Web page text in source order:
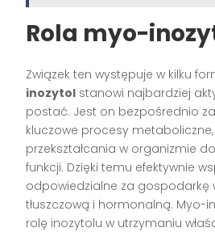
Rola myo-
Związek ten występuje w kilku
inozytol stanowi najbardziej
postać. Jest on bezpośrednio
kluczowe procesy
przekształcania w organizmie
funkcji. Dzięki temu efektywnie
odpowiedzialne za gospodarkę
tłuszczową i hormonalną. Myo-
rolę inozytolu w utrzymaniu